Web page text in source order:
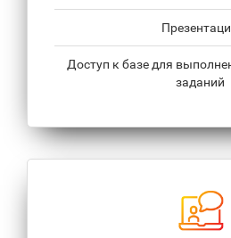
Доступ к базе для
заданий